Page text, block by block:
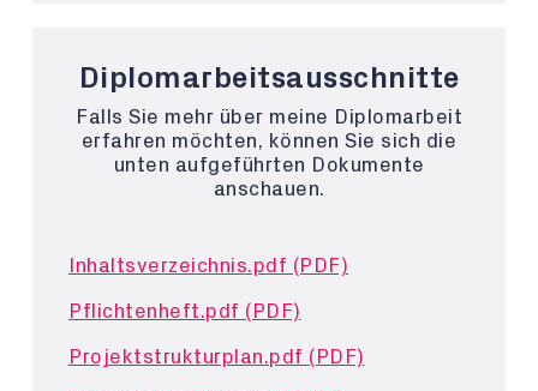
Diplomarbeitsausschnitte
Falls Sie mehr über meine Diplomarbeit
erfahren möchten, können Sie sich die
unten aufgeführten Dokumente
anschauen.
Inhaltsverzeichnis.pdf (PDF)
Pflichtenheft.pdf (PDF)
Projektstrukturplan.pdf (PDF)